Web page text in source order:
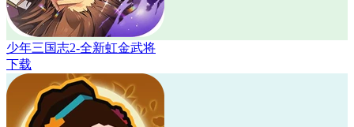
少年三国志2-全新虹金武将
下载